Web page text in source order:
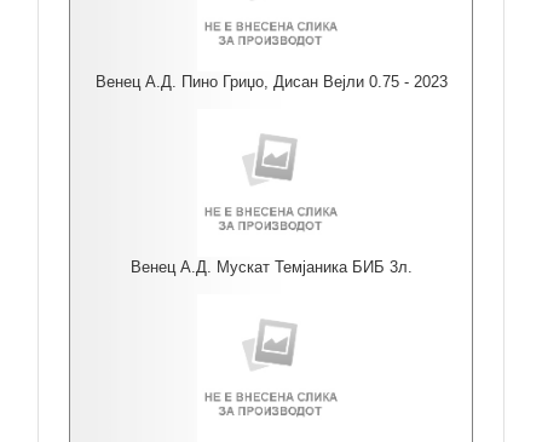
Венец А.Д. Пино Гриџо, Дисан Вејли 0.75 - 2023
Венец А.Д. Мускат Темјаника БИБ 3л.